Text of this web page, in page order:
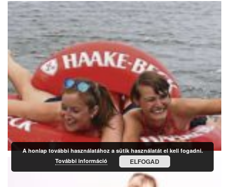
A honlap további használatához a sütik használatát el kell fogadni.
További információ
ELFOGAD